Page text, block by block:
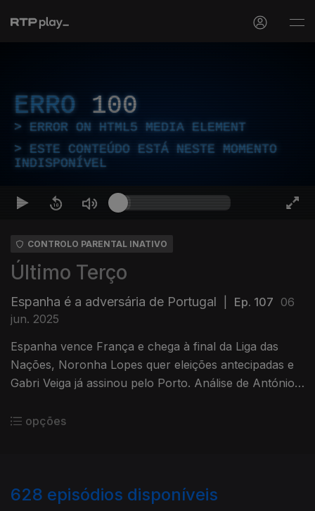
ERRO 100
ERROR ON HTML5 MEDIA ELEMENT
ESTE CONTEÚDO ESTÁ NESTE MOMENTO
INDISPONÍVEL
CONTROLO PARENTAL INATIVO
Último Terço
Espanha é a adversária de Portugal Ep. 107 06
jun. 2025
Espanha vence França e chega à final da Liga das
Nações, Noronha Lopes quer eleições antecipadas e
Gabri Veiga já assinou pelo Porto. Análise de António
opções
628 episódios disponíveis